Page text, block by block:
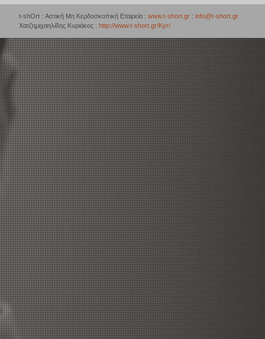
t-shOrt : Αστική Μη Κερδοσκοπική Εταιρεία : www.t-short.gr : info@t-short.gr
Χατζημιχαηλίδης Κυριάκος : http://www.t-short.gr/Kyr/